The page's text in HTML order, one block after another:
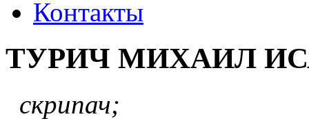
Контакты
ТУРИЧ МИХАИЛ
скрипач;